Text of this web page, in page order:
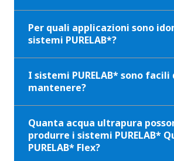
Per quali applicazioni sono
sistemi PURELAB*?
I sistemi PURELAB* sono facili
mantenere?
Quanta acqua ultrapura
produrre i sistemi PURELAB*
PURELAB* Flex?